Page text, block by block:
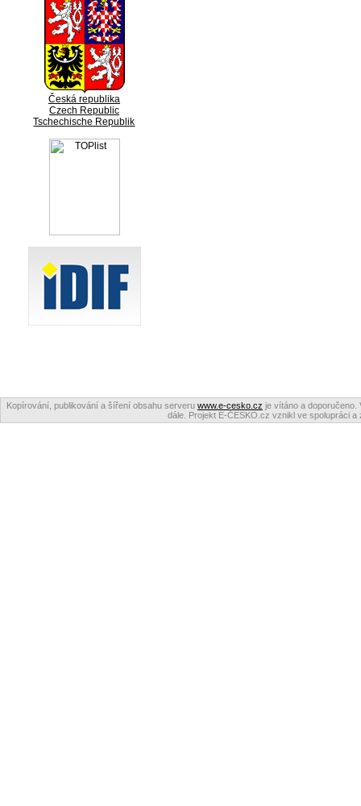
Česká republika
Czech Republic
Tschechische Republik
Kopírování, publikování a šíření obsahu serveru www.e-cesko.cz je vítáno a doporučeno.
dále. Projekt E-ČESKO.cz vznikl ve spolupráci